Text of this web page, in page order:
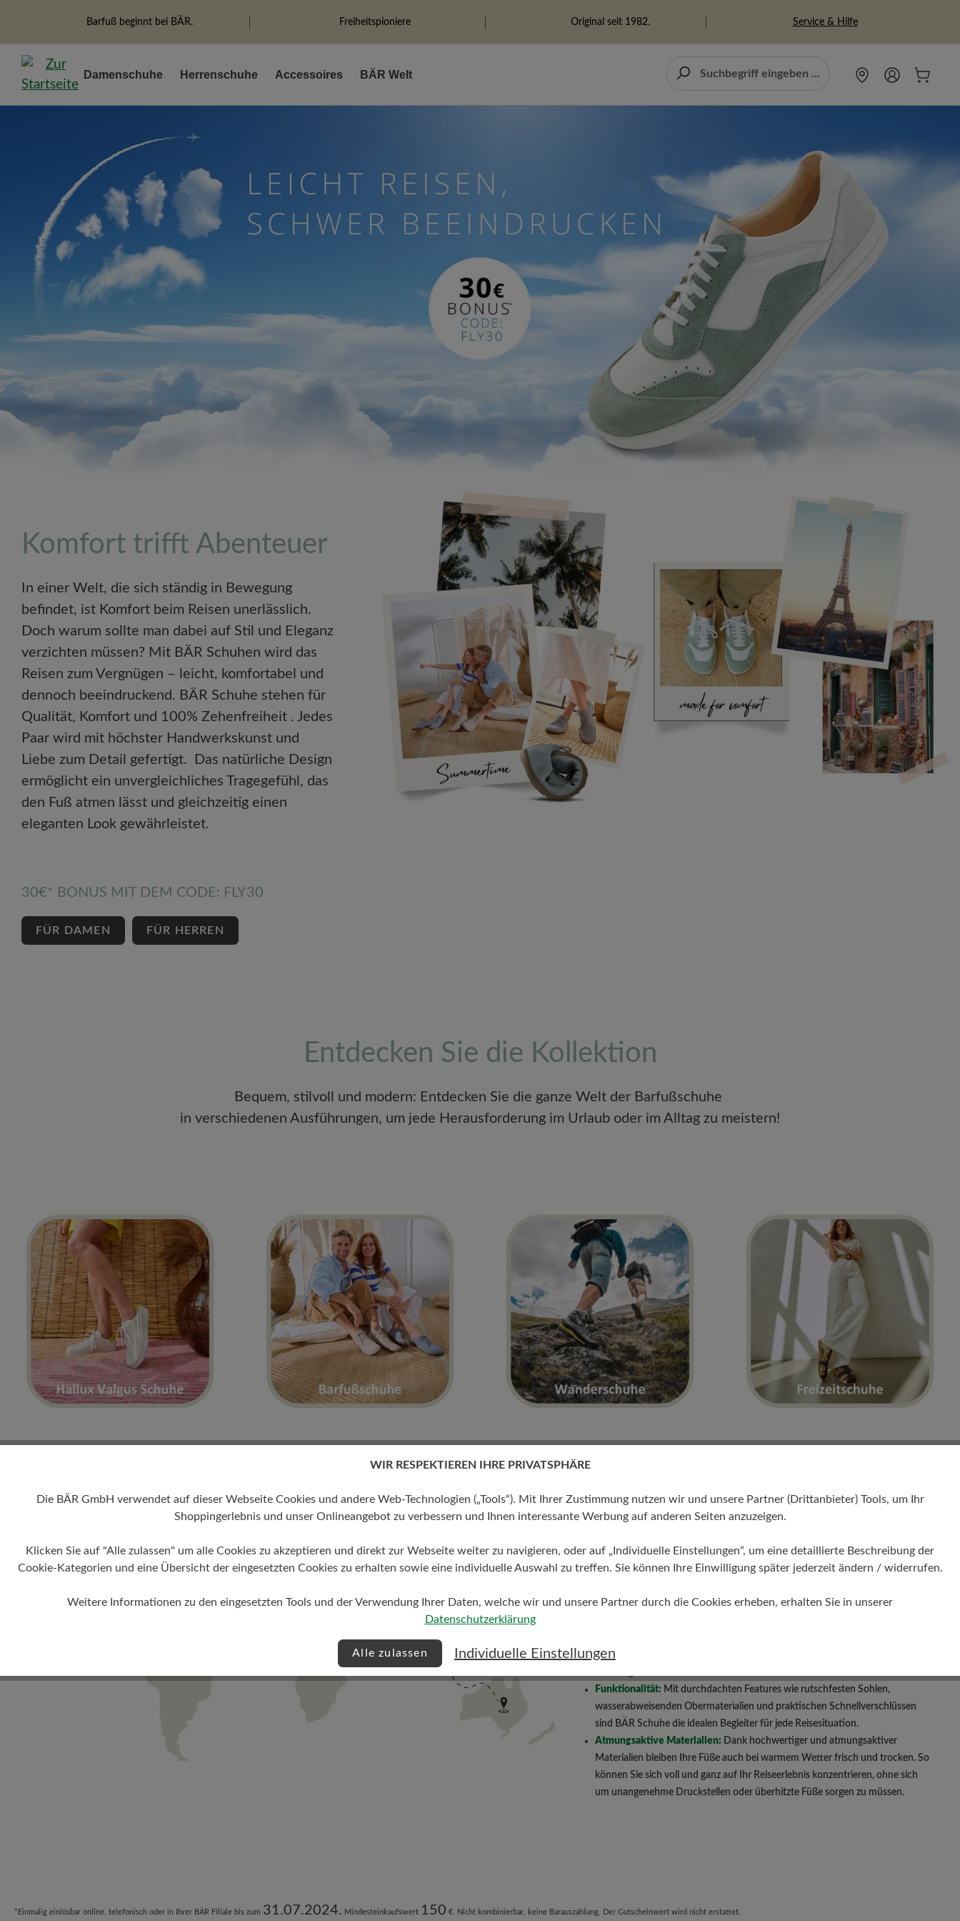
Zur Hauptnavigation springen
Barfuß beginnt bei BÄR. Freiheitspioniere Original seit 1982. Service & Hilfe
Damenschuhe Herrenschuhe Accessoires BÄR Welt
Komfort trifft Abenteuer
In einer Welt, die sich ständig in Bewegung
befindet, ist Komfort beim Reisen unerlässlich.
Doch warum sollte man dabei auf Stil und Eleganz
verzichten müssen? Mit BÄR Schuhen wird das
Reisen zum Vergnügen – leicht, komfortabel und
dennoch beeindruckend. BÄR Schuhe stehen für
Qualität, Komfort und 100% Zehenfreiheit . Jedes
Paar wird mit höchster Handwerkskunst und
Liebe zum Detail gefertigt. Das natürliche Design
ermöglicht ein unvergleichliches Tragegefühl, das
den Fuß atmen lässt und gleichzeitig einen
eleganten Look gewährleistet.
30€* BONUS MIT DEM CODE: FLY30
FÜR DAMEN FÜR HERREN
Entdecken Sie die Kollektion
Bequem, stilvoll und modern: Entdecken Sie die ganze Welt der Barfußschuhe
in verschiedenen Ausführungen, um jede Herausforderung im Urlaub oder im Alltag zu meistern!
mit BÄR Schuhen
100% Zehenfreiheit:BÄR Schuhe sind speziell entwickelt, um den
natürlichen Bewegungen des Fußes zu folgen. Die ergonomische Passform
ausgedehnten Stadtrundgängen.
es beim Sightseeing in einer europäischen Metropole oder beim Wandern in
Funktionalität: Mit durchdachten Features wie rutschfesten Sohlen,
wasserabweisenden Obermaterialien und praktischen Schnellverschlüssen
sind BÄR Schuhe die idealen Begleiter für jede Reisesituation.
Atmungsaktive Materialien: Dank hochwertiger und atmungsaktiver
Materialien bleiben Ihre Füße auch bei warmem Wetter frisch und trocken. So
können Sie sich voll und ganz auf Ihr Reiseerlebnis konzentrieren, ohne sich
um unangenehme Druckstellen oder überhitzte Füße sorgen zu müssen.
*Einmalig einlösbar online, telefonisch oder in Ihrer BÄR Filiale bis zum 31.07.2024. Mindesteinkaufswert 150 €. Nicht kombinierbar, keine Barauszahlung. Der Gutscheinwert wird nicht erstattet.
WIR RESPEKTIEREN IHRE PRIVATSPHÄRE
Die BÄR GmbH verwendet auf dieser Webseite Cookies und andere Web-Technologien („Tools“). Mit Ihrer Zustimmung nutzen wir und unsere Partner (Drittanbieter) Tools, um Ihr
Shoppingerlebnis und unser Onlineangebot zu verbessern und Ihnen interessante Werbung auf anderen Seiten anzuzeigen.
Klicken Sie auf "Alle zulassen" um alle Cookies zu akzeptieren und direkt zur Webseite weiter zu navigieren, oder auf „Individuelle Einstellungen“, um eine detaillierte Beschreibung der
Cookie-Kategorien und eine Übersicht der eingesetzten Cookies zu erhalten sowie eine individuelle Auswahl zu treffen. Sie können Ihre Einwilligung später jederzeit ändern / widerrufen.
Weitere Informationen zu den eingesetzten Tools und der Verwendung Ihrer Daten, welche wir und unsere Partner durch die Cookies erheben, erhalten Sie in unserer
Datenschutzerklärung
Alle zulassen Individuelle Einstellungen